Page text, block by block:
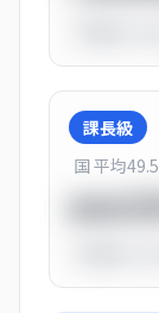
課長級
国 平均49.5